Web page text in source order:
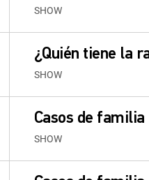
SHOW
¿Quién tiene la
SHOW
Casos de familia
SHOW